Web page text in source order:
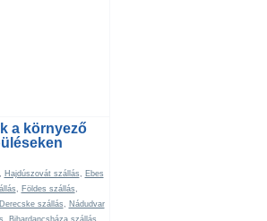
a környező
, Hajdúszovát szállás, Ebes
, Földes szállás,
Derecske szállás, Nádudvar
, Bihardancsháza szállás